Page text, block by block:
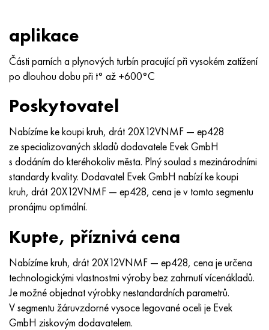
aplikace
Části parních a plynových turbín pracující při vysokém zatížení
po dlouhou dobu při t° až +600°С
Poskytovatel
Nabízíme ke koupi kruh, drát 20X12VNMF — ep428
ze specializovaných skladů dodavatele Evek GmbH
s dodáním do kteréhokoliv města. Plný soulad s mezinárodními
standardy kvality. Dodavatel Evek GmbH nabízí ke koupi
kruh, drát 20X12VNMF — ep428, cena je v tomto segmentu
pronájmu optimální.
Kupte, příznivá cena
Nabízíme kruh, drát 20X12VNMF — ep428, cena je určena
technologickými vlastnostmi výroby bez zahrnutí vícenákladů.
Je možné objednat výrobky nestandardních parametrů.
V segmentu žáruvzdorné vysoce legované oceli je Evek
GmbH ziskovým dodavatelem.